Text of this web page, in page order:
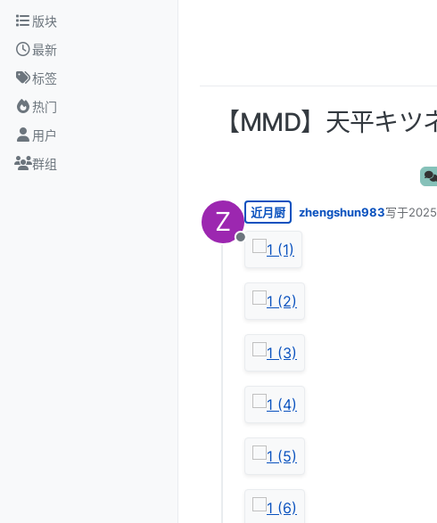
跳转至内容
版块
最新
标签
热门
用户
群组
【MMD】天平キ
Z
离线
近月厨 zhengshun983写于
最后由 编